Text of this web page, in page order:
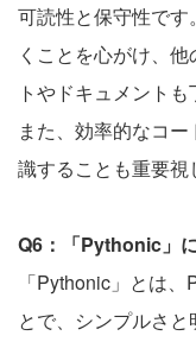
可読性と保守性で
くことを心がけ、
トやドキュメントも
また、効率的なコ
識することも重要視
Q6：「Pythonic」
「Pythonic」とは
とで、シンプルさ